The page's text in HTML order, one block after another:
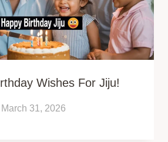
Wishes For Jiju!
March 31, 2026